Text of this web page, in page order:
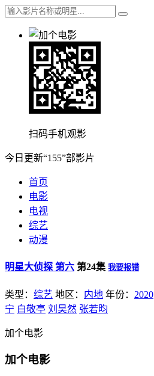
扫码手机观影
今日更新“155”部影片
首页
电影
电视
综艺
动漫
明星大侦探 第六 第24集 我要报错
类型： 综艺 地区： 内地 年份： 2020
宁 白敬亭 刘昊然 张若昀
加个电影
加个电影